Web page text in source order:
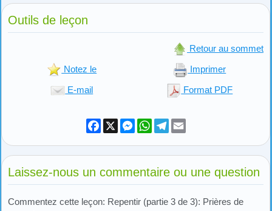
Outils de leçon
Retour au sommet
Notez le Imprimer
E-mail Format PDF
Facebook
X Messenger
WhatsApp
Telegram
Laissez-nous un commentaire ou une question
Commentez cette leçon: Repentir (partie 3 de 3): Prières de